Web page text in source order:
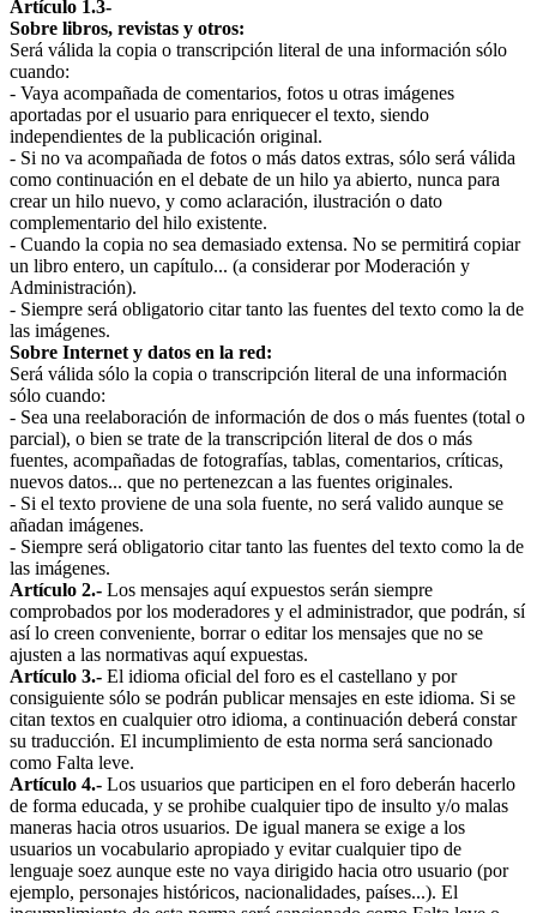
Artículo 1.3-
Sobre libros, revistas y otros:
Será válida la copia o transcripción literal de una información sólo
cuando:
- Vaya acompañada de comentarios, fotos u otras imágenes
aportadas por el usuario para enriquecer el texto, siendo
independientes de la publicación original.
- Si no va acompañada de fotos o más datos extras, sólo será válida
como continuación en el debate de un hilo ya abierto, nunca para
crear un hilo nuevo, y como aclaración, ilustración o dato
complementario del hilo existente.
- Cuando la copia no sea demasiado extensa. No se permitirá copiar
un libro entero, un capítulo... (a considerar por Moderación y
Administración).
- Siempre será obligatorio citar tanto las fuentes del texto como la de
las imágenes.
Sobre Internet y datos en la red:
Será válida sólo la copia o transcripción literal de una información
sólo cuando:
- Sea una reelaboración de información de dos o más fuentes (total o
parcial), o bien se trate de la transcripción literal de dos o más
fuentes, acompañadas de fotografías, tablas, comentarios, críticas,
nuevos datos... que no pertenezcan a las fuentes originales.
- Si el texto proviene de una sola fuente, no será valido aunque se
añadan imágenes.
- Siempre será obligatorio citar tanto las fuentes del texto como la de
las imágenes.
Artículo 2.- Los mensajes aquí expuestos serán siempre
comprobados por los moderadores y el administrador, que podrán, sí
así lo creen conveniente, borrar o editar los mensajes que no se
ajusten a las normativas aquí expuestas.
Artículo 3.- El idioma oficial del foro es el castellano y por
consiguiente sólo se podrán publicar mensajes en este idioma. Si se
citan textos en cualquier otro idioma, a continuación deberá constar
su traducción. El incumplimiento de esta norma será sancionado
como Falta leve.
Artículo 4.- Los usuarios que participen en el foro deberán hacerlo
de forma educada, y se prohibe cualquier tipo de insulto y/o malas
maneras hacia otros usuarios. De igual manera se exige a los
usuarios un vocabulario apropiado y evitar cualquier tipo de
lenguaje soez aunque este no vaya dirigido hacia otro usuario (por
ejemplo, personajes históricos, nacionalidades, países...). El